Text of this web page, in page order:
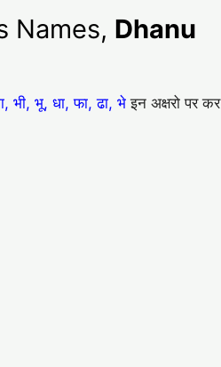
Names, Dhanu
भी, भू, धा, फा, ढा, भे इन अक्षरो पर कर